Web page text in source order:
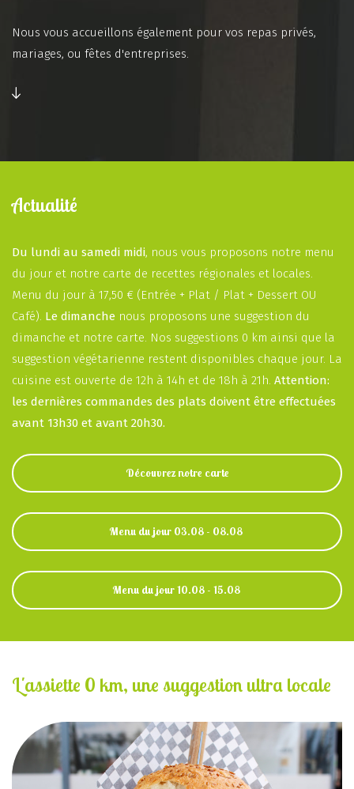
Nous vous accueillons également pour vos repas privés,
mariages, ou fêtes d'entreprises.
Actualité
Du lundi au samedi midi, nous vous proposons notre menu
du jour et notre carte de recettes régionales et locales.
Menu du jour à 17,50 € (Entrée + Plat / Plat + Dessert OU
Café). Le dimanche nous proposons une suggestion du
dimanche et notre carte. Nos suggestions 0 km ainsi que la
suggestion végétarienne restent disponibles chaque jour. La
cuisine est ouverte de 12h à 14h et de 18h à 21h. Attention:
les dernières commandes des plats doivent être effectuées
avant 13h30 et avant 20h30.
Découvrez notre carte
Menu du jour 03.08 - 08.08
Menu du jour 10.08 - 15.08
L'assiette 0 km, une suggestion ultra locale